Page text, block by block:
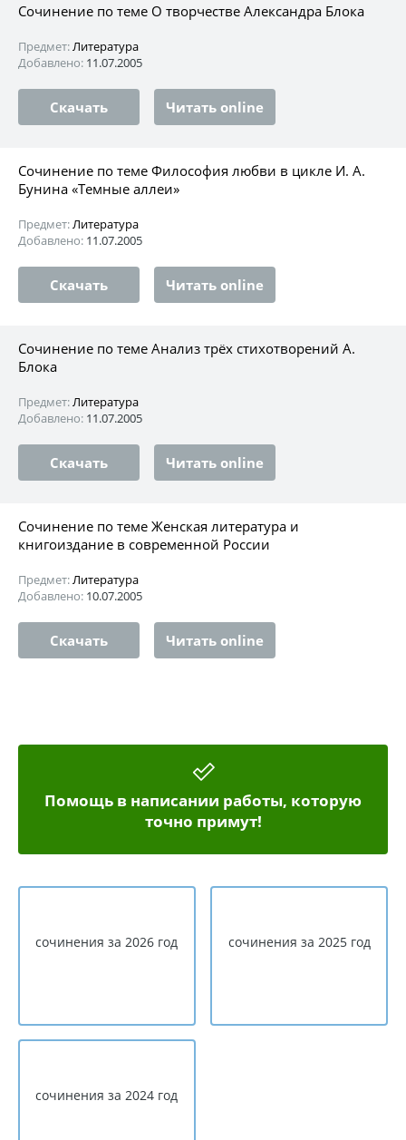
Сочинение по теме О творчестве Александра Блока
Предмет:Литература
Добавлено: 11.07.2005
Скачать Читать online
Сочинение по теме Философия любви в цикле И. А.
Бунина «Темные аллеи»
Предмет:Литература
Добавлено: 11.07.2005
Скачать Читать online
Сочинение по теме Анализ трёх стихотворений А.
Блока
Предмет:Литература
Добавлено: 11.07.2005
Скачать Читать online
Сочинение по теме Женская литература и
книгоиздание в современной России
Предмет:Литература
Добавлено: 10.07.2005
Скачать Читать online
Помощь в написании работы, которую
точно примут!
сочинения за 2026 год сочинения за 2025 год
сочинения за 2024 год